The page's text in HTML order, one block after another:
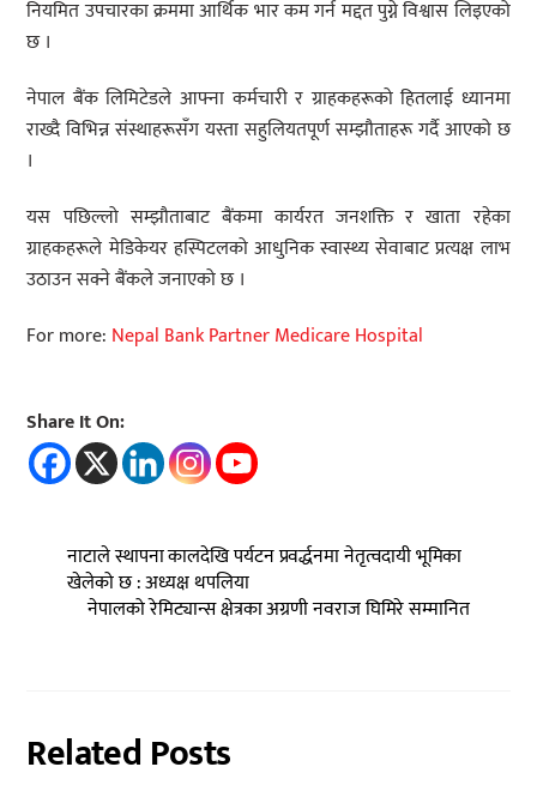
नियमित उपचारका क्रममा आर्थिक भार कम गर्न मद्दत पुग्ने विश्वास लिइएको
छ ।
नेपाल बैंक लिमिटेडले आफ्ना कर्मचारी र ग्राहकहरूको हितलाई ध्यानमा
राख्दै विभिन्न संस्थाहरूसँग यस्ता सहुलियतपूर्ण सम्झौताहरू गर्दै आएको छ
।
यस पछिल्लो सम्झौताबाट बैंकमा कार्यरत जनशक्ति र खाता रहेका
ग्राहकहरूले मेडिकेयर हस्पिटलको आधुनिक स्वास्थ्य सेवाबाट प्रत्यक्ष लाभ
उठाउन सक्ने बैंकले जनाएको छ ।
For more: Nepal Bank Partner Medicare Hospital
Share It On:
नाटाले स्थापना कालदेखि पर्यटन प्रवर्द्धनमा नेतृत्वदायी भूमिका
खेलेको छ : अध्यक्ष थपलिया
नेपालको रेमिट्यान्स क्षेत्रका अग्रणी नवराज घिमिरे सम्मानित
Related Posts